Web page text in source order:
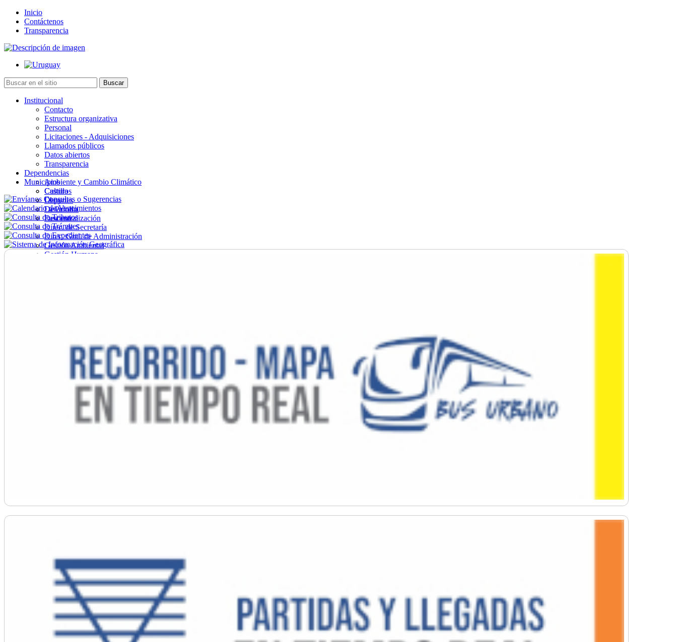
Inicio
Contáctenos
Transparencia
Institucional
Contacto
Estructura organizativa
Personal
Licitaciones - Adquisiciones
Llamados públicos
Datos abiertos
Transparencia
Dependencias
Ambiente y Cambio Climático
Cultura
Deportes
Desarrollo
Descentralización
Direc. de Secretaría
Direc. Gral. de Administración
Gestión Ambiental
Gestión Humana
Municipios
Castillos
Chuy
La Paloma
Lascano